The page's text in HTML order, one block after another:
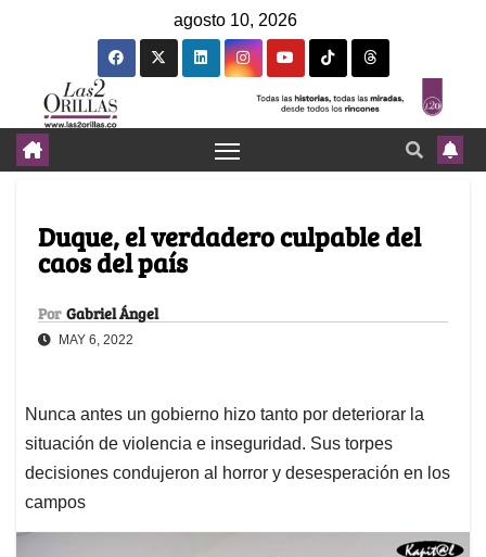
agosto 10, 2026
Duque, el verdadero culpable del
caos del país
Por Gabriel Ángel
MAY 6, 2022
Nunca antes un gobierno hizo tanto por deteriorar la
situación de violencia e inseguridad. Sus torpes
decisiones condujeron al horror y desesperación en los
campos